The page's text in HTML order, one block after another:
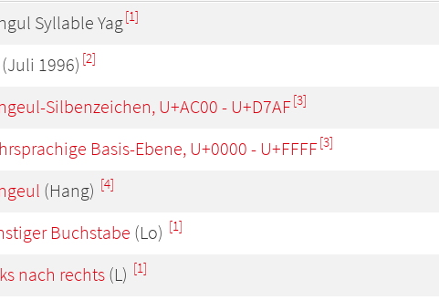
Syllable Yag[1]
1996) [2]
Silbenzeichen, U+AC00 - U+D7AF[3]
Basis-Ebene, U+0000 - U+FFFF[3]
(Hang) [4]
Buchstabe (Lo) [1]
nach rechts (L) [1]